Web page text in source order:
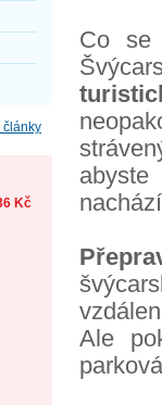
články
Kč
Co
Ale